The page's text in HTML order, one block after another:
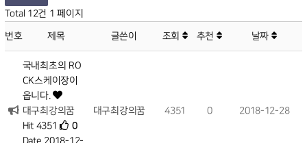
Total 12건 1 페이지
번호 제목 글쓴이 조회 추천 날짜
국내최초의 RO
CK스케이장이
옵니다.
대구최강의꿈
Hit 4351
0
Date 2018-12-
대구최강의꿈 4351 0 2018-12-28